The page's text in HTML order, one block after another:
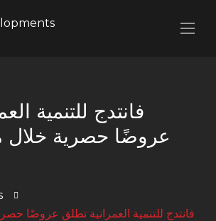
فانتدج للتنمية
عروضًا حصرية
فانتدج للتنمية العمرانية تطلق عروضًا